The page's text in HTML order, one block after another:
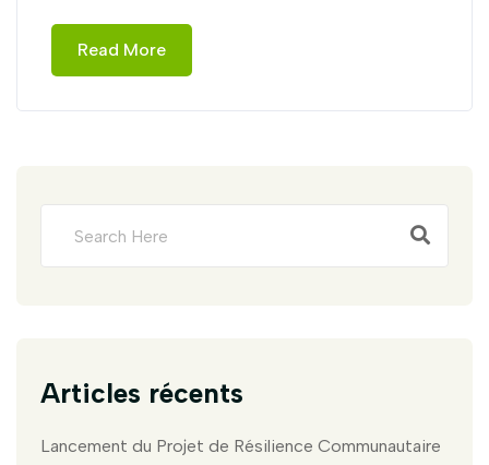
Read More
Articles récents
Lancement du Projet de Résilience Communautaire